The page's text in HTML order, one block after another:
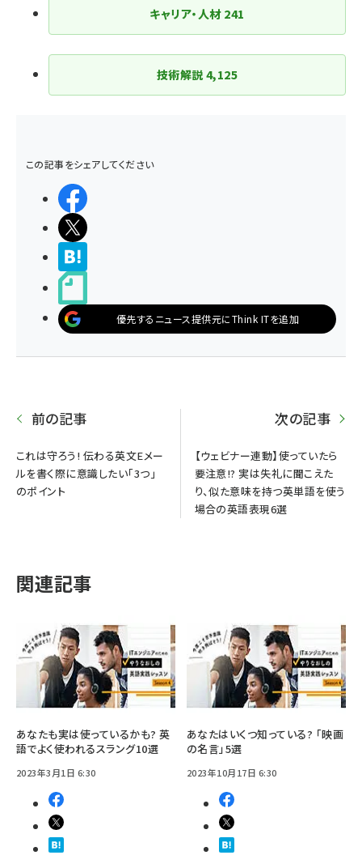
キャリア・人材 241
技術解説 4,125
この記事をシェアしてください
優先するニュース提供元にThink ITを追加
前の記事
これは守ろう! 伝わる英文Eメー
ルを書く際に意識したい「3つ」
のポイント
次の記事
【ウェビナー連動】使っていたら
要注意!? 実は失礼に聞こえた
り、似た意味を持つ英単語を使う
場合の英語表現6選
関連記事
あなたも実は使っているかも? 英
語でよく使われるスラング10選
2023年3月1日 6:30
あなたはいくつ知っている? 「映画
の名言」5選
2023年10月17日 6:30